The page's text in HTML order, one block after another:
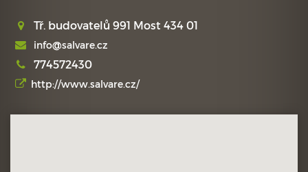
Tř. budovatelů 991 Most 434 01
info@salvare.cz
774572430
http://www.salvare.cz/